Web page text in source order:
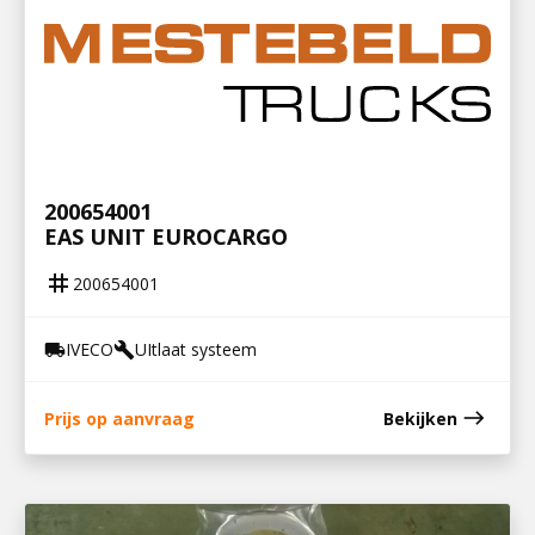
200654001
EAS UNIT EUROCARGO
tag 200654001
local_shippingIVECObuildUItlaat systeem
Prijs op aanvraag Bekijken east